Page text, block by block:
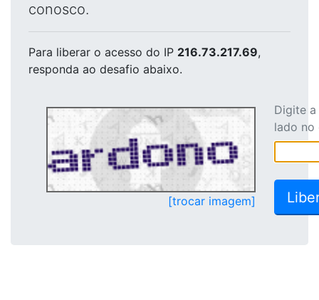
conosco.
Para liberar o acesso do IP 216.73.217.69,
responda ao desafio abaixo.
[trocar imagem]
Digite
lado no